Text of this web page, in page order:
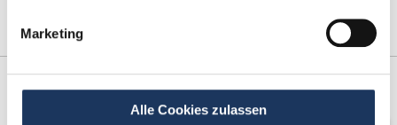
Marketing
Alle Cookies zulassen
Kooperations-
Partner
Netzwerk-Partner